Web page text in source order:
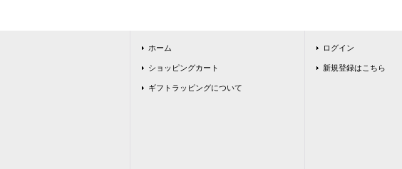
ホーム
ショッピングカート
ギフトラッピングについて
ログイン
新規登録はこちら